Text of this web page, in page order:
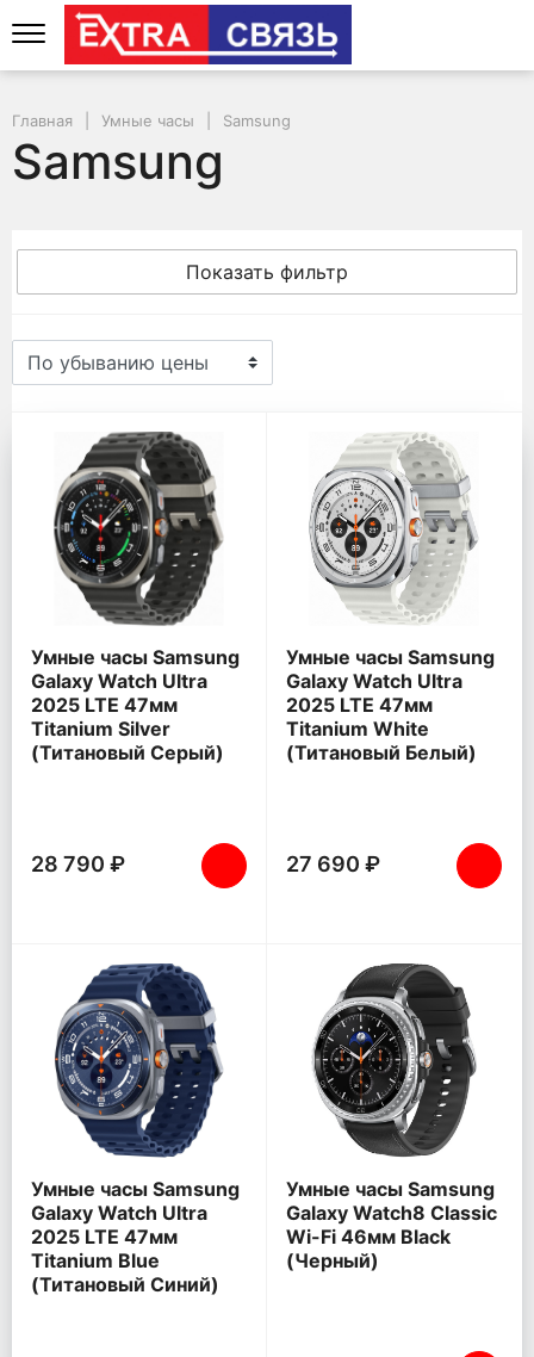
Главная Умные часы Samsung
Samsung
Показать фильтр
Samsung
Умные часы Samsung
Galaxy Watch Ultra
2025 LTE 47мм
Titanium Silver
(Титановый Серый)
28 790 ₽
Умные часы Samsung
Galaxy Watch Ultra
2025 LTE 47мм
Titanium White
(Титановый Белый)
27 690 ₽
Умные часы Samsung
Galaxy Watch Ultra
2025 LTE 47мм
Titanium Blue
(Титановый Синий)
Умные часы Samsung
Galaxy Watch8 Classic
Wi-Fi 46мм Black
(Черный)